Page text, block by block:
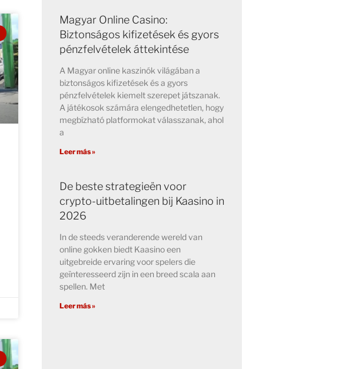
Magyar Online Casino:
Biztonságos kifizetések és gyors
pénzfelvételek áttekintése
A Magyar online kaszinók világában a
biztonságos kifizetések és a gyors
pénzfelvételek kiemelt szerepet játszanak.
A játékosok számára elengedhetetlen, hogy
megbízható platformokat válasszanak, ahol
a
Leer más »
De beste strategieën voor
crypto-uitbetalingen bij Kaasino in
2026
In de steeds veranderende wereld van
online gokken biedt Kaasino een
uitgebreide ervaring voor spelers die
geïnteresseerd zijn in een breed scala aan
spellen. Met
Leer más »